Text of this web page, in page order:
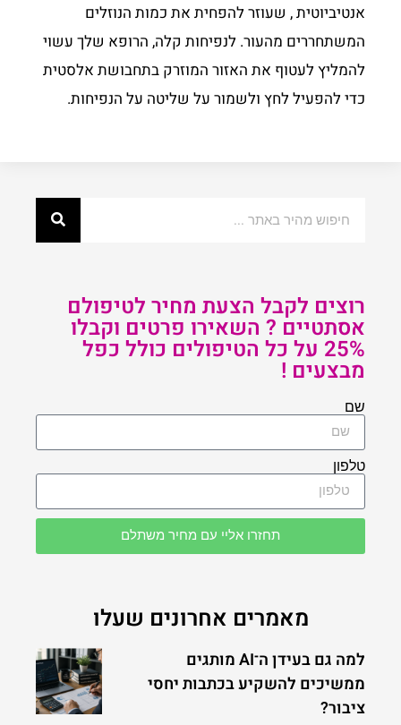
אנטיביוטית , שעוזר להפחית את כמות הנוזלים
המשתחררים מהעור. לנפיחות קלה, הרופא שלך עשוי
להמליץ לעטוף את האזור המוזרק בתחבושת אלסטית
כדי להפעיל לחץ ולשמור על שליטה על הנפיחות.
רוצים לקבל הצעת מחיר לטיפולם
אסתטיים ? השאירו פרטים וקבלו
25% על כל הטיפולים כולל כפל
מבצעים !
שם
טלפון
תחזרו אליי עם מחיר משתלם
מאמרים אחרונים שעלו
למה גם בעידן ה־AI מותגים
ממשיכים להשקיע בכתבות יחסי
ציבור?